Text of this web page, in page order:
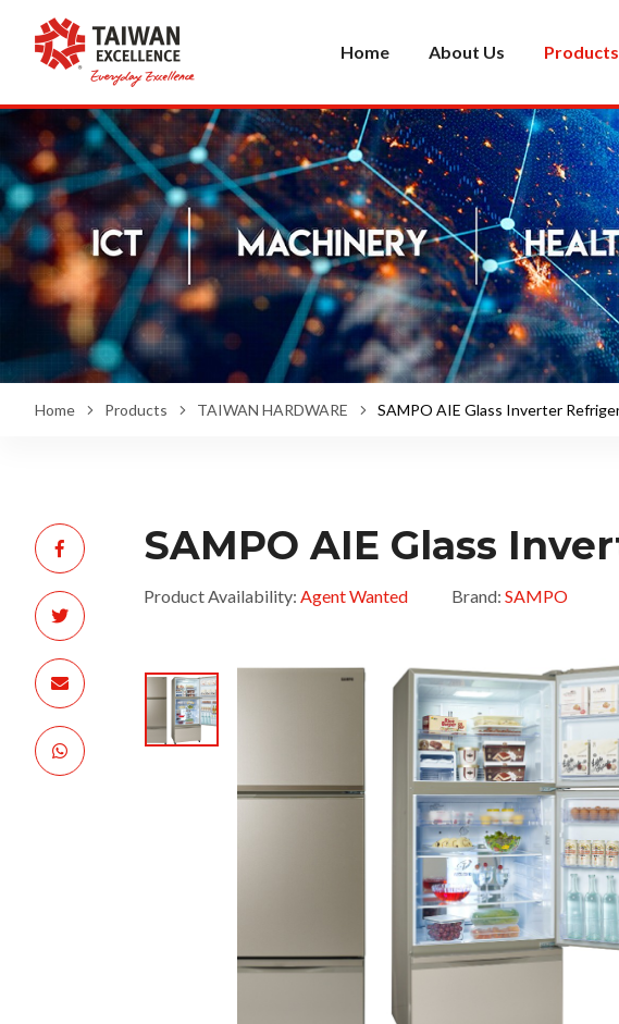
Home About Us Products
Home Products TAIWAN HARDWARE SAMPO AIE Glass Inverter
SAMPO AIE Glass
Product Availability: Agent Wanted Brand: SAMPO